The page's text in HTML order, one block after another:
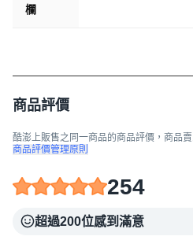
欄
商品評價
酷澎上販售之同一商品的商品評價，商品
商品評價管理原則
254
超過200位感到滿意